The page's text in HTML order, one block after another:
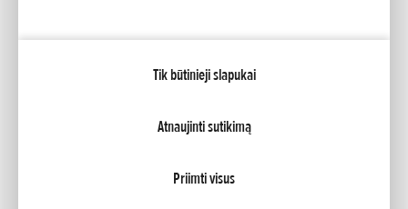
Tik būtinieji slapukai
Atnaujinti sutikimą
Priimti visus
Mano Honda